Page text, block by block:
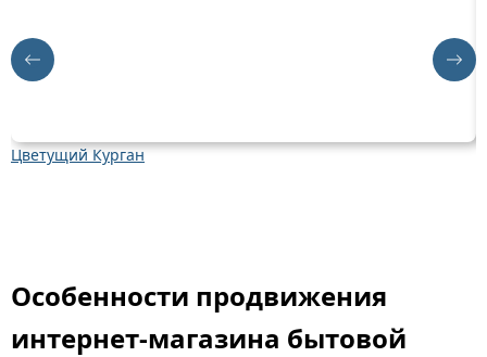
Цветущий Курган
Особенности продвижения
интернет-магазина бытовой